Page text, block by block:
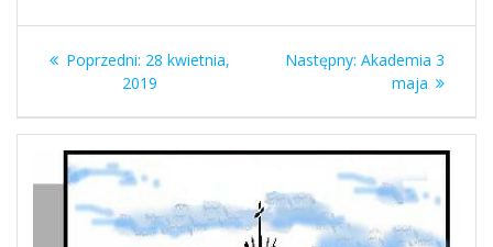
Nawigacja
wpisu
Poprzedni: Poprzedni
wpis:
28 kwietnia,
2019
Następny: Następny
wpis:
Akademia 3
maja